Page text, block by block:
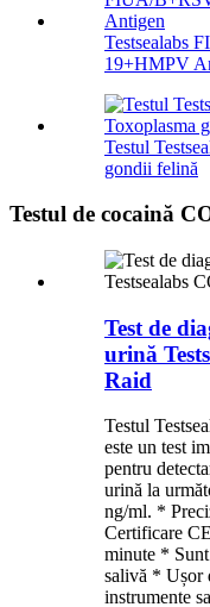
Testsealabs
19+HMPV
Testul
gondii felină
Testul de cocaină
Test de
urină
Raid
Testul
este un test
pentru
urină la
ng/ml. *
Certificare
minute *
salivă * Ușor
instrumente